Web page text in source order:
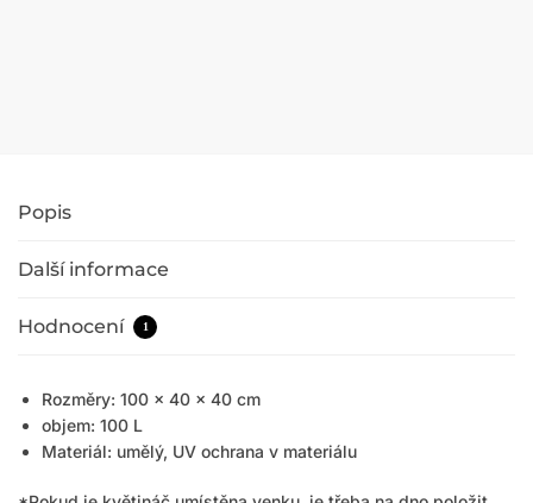
Popis
Další informace
Hodnocení 1
Rozměry: 100 x 40 x 40 cm
objem: 100 L
Materiál: umělý, UV ochrana v materiálu